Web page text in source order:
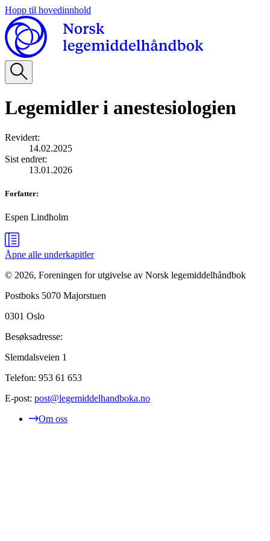
Hopp til hovedinnhold
Legemidler i anestesiologien
Revidert:
14.02.2025
Sist endret:
13.01.2026
Forfatter:
Espen Lindholm
Åpne alle underkapitler
© 2026, Foreningen for utgivelse av Norsk legemiddelhåndbok
Postboks 5070 Majorstuen
0301 Oslo
Besøksadresse:
Slemdalsveien 1
Telefon: 953 61 653
E-post: post@legemiddelhandboka.no
Om oss